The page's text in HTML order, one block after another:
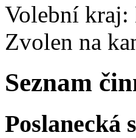
Volební kraj:
Zvolen na
Seznam
Poslanecká